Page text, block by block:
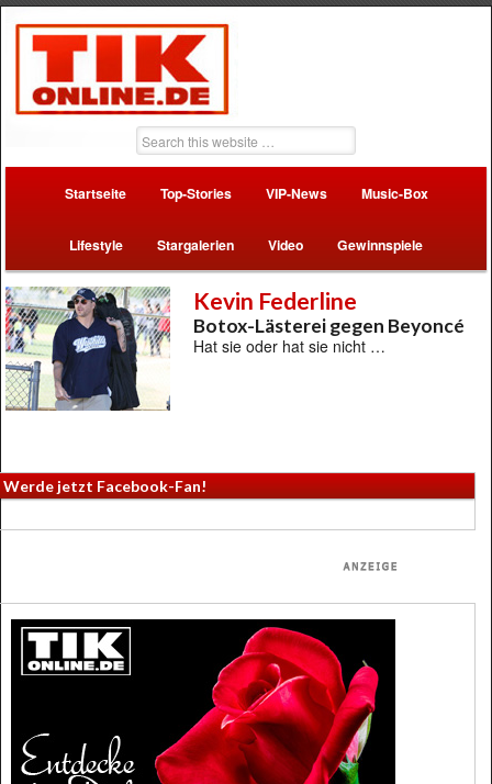
Startseite Top-Stories VIP-News Music-Box
Lifestyle Stargalerien Video Gewinnspiele
Kevin Federline
Botox-Lästerei gegen Beyoncé
Hat sie oder hat sie nicht …
Werde jetzt Facebook-Fan!